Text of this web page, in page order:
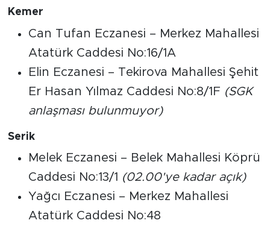
Kemer
Can Tufan Eczanesi – Merkez Mahallesi
Atatürk Caddesi No:16/1A
Elin Eczanesi – Tekirova Mahallesi Şehit
Er Hasan Yılmaz Caddesi No:8/1F (SGK
anlaşması bulunmuyor)
Serik
Melek Eczanesi – Belek Mahallesi Köprü
Caddesi No:13/1 (02.00'ye kadar açık)
Yağcı Eczanesi – Merkez Mahallesi
Atatürk Caddesi No:48